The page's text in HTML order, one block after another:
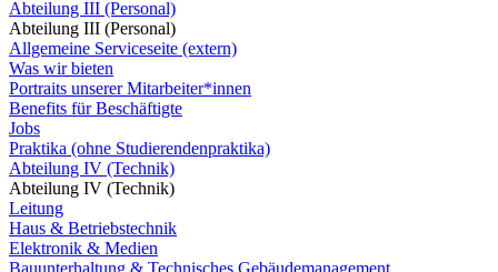
Abteilung III (Personal)
Abteilung III (Personal)
Allgemeine Serviceseite (extern)
Was wir bieten
Portraits unserer Mitarbeiter*innen
Benefits für Beschäftigte
Jobs
Praktika (ohne Studierendenpraktika)
Abteilung IV (Technik)
Abteilung IV (Technik)
Leitung
Haus & Betriebstechnik
Elektronik & Medien
Bauunterhaltung & Technisches Gebäudemanagement